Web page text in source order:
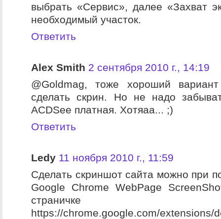
выбрать «Сервис», далее «Захват
необходимый участок.
Ответить
Alex Smith 2 сентября 2010 г., 14:19
@Goldmag, тоже хороший
сделать скрин. Но не надо
ACDSee платная. Хотяаа... ;)
Ответить
Ledy 11 ноября 2010 г., 11:59
Сделать скриншот сайта можно при
Google Chrome WebPage
страничке
https://chrome.google.com/extensions/